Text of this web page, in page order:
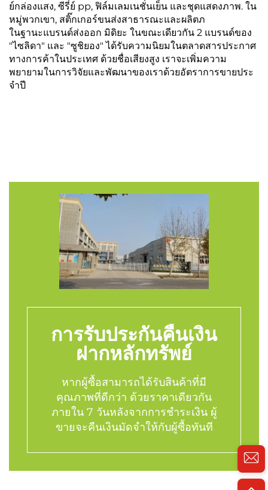
ย์กล่องแสง, ซีรี่ย์ pp, ฟิล์มเลมเนชั่นเย็น และชุดแสดงภาพ. ใน
หมู่พวกเขา, สติ๊กเกอร์ขนส่งสาธารณะและผลิตภ
ในฐานะแบรนด์ส่งออก มิดิยะ ในขณะเดียวกัน 2 แบรนด์ของ
"ไซลิดา" และ "ซูชิยอง" ได้รับความนิยมในตลาดสารประกาศ
ทางการค้าในประเทศ ด้วยชื่อเสียงสูง เราจะเพิ่มความ
พยายามในการวิจัยและพัฒนาของเราด้วยอัตราการขายประ
จําปี
การรับประกันคืนเงิน
ฝากหลักทรัพย์
หากผู้ซื้อสามารถได้รับสินค้าที่มี
คุณภาพที่ดีกว่า ด้วยราคาเดียวกัน
ภายใน 7 วันหลังจากการชําระเงิน ผู้
ขายจะคืนเงินมัดจําให้กับผู้ซื้อทันที